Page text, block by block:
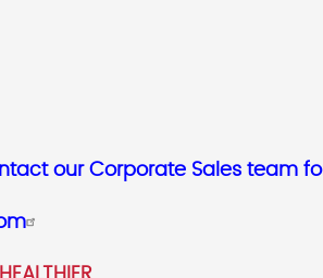
our Corporate Sales team